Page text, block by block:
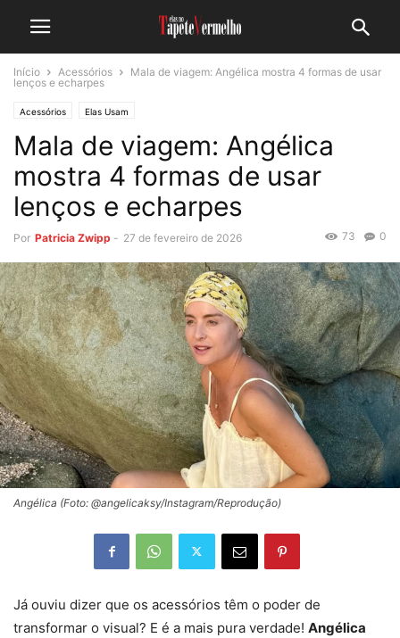
Início Acessórios
Mala de viagem: Angélica mostra 4 formas de usar
lenços e echarpes
Acessórios Elas Usam
Mala de viagem: Angélica
mostra 4 formas de usar
lenços e echarpes
Por Patricia Zwipp - 27 de fevereiro de 2026 0
73
Angélica (Foto: @angelicaksy/Instagram/Reprodução)
Já ouviu dizer que os acessórios têm o poder de
transformar o visual? E é a mais pura verdade! Angélica